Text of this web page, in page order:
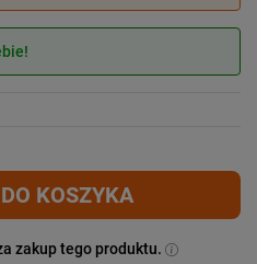
DO KOSZYKA
zakup tego produktu.